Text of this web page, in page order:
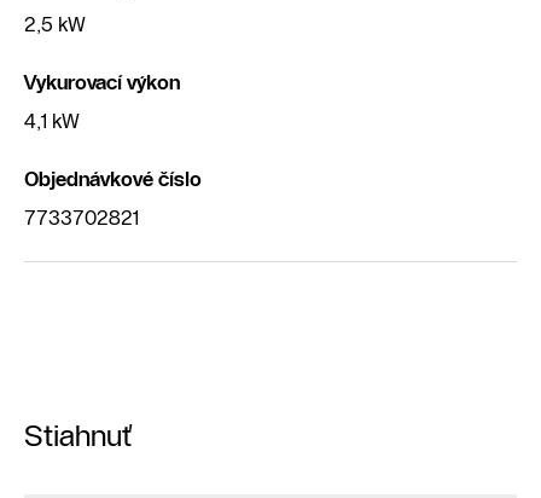
2,5 kW
Vykurovací výkon
4,1 kW
Objednávkové číslo
7733702821
Stiahnuť